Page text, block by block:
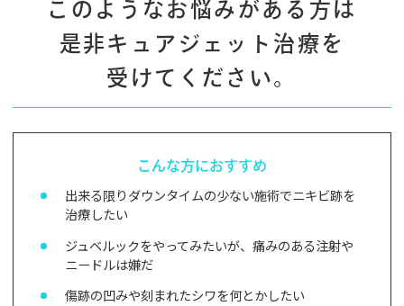
このようなお悩みがある方は
是非キュアジェット治療を
受けてください。
こんな方におすすめ
出来る限りダウンタイムの少ない施術でニキビ跡を
治療したい
ジュベルックをやってみたいが、痛みのある注射や
ニードルは嫌だ
傷跡の凹みや刻まれたシワを何とかしたい